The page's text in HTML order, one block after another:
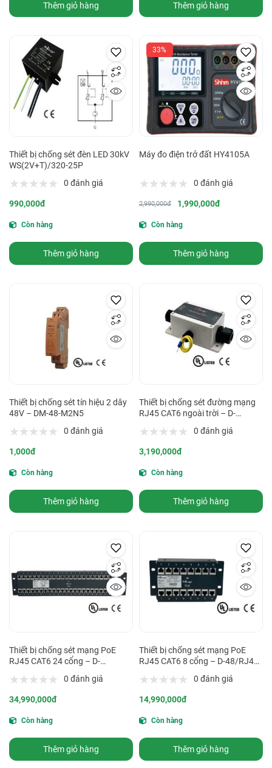
Thêm giỏ hàng Thêm giỏ hàng
Thiết bị chống sét đèn LED 30kV
WS(2V+T)/320-25P
0 đánh giá
990,000đ
Còn hàng
Thêm giỏ hàng
33%
Máy đo điện trở đất HY4105A
0 đánh giá
2,990,000đ 1,990,000đ
Còn hàng
Thêm giỏ hàng
Thiết bị chống sét tín hiệu 2 dây
48V – DM-48-M2N5
0 đánh giá
1,000đ
Còn hàng
Thêm giỏ hàng
Thiết bị chống sét đường mạng
RJ45 CAT6 ngoài trời – D-
0 đánh giá
3,190,000đ
Còn hàng
Thêm giỏ hàng
Thiết bị chống sét mạng PoE
RJ45 CAT6 24 cổng – D-
0 đánh giá
34,990,000đ
Còn hàng
Thêm giỏ hàng
Thiết bị chống sét mạng PoE
RJ45 CAT6 8 cổng – D-48/RJ45-
0 đánh giá
14,990,000đ
Còn hàng
Thêm giỏ hàng